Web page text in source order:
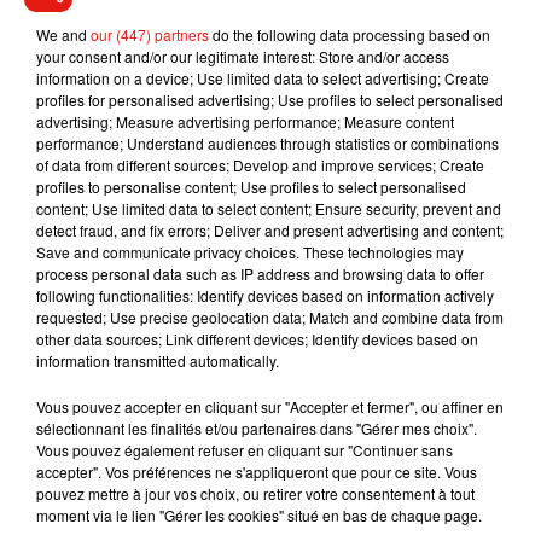
cette version n’a encore été annoncée.
Wholesome afpic.twitter.com/9ecboWxONi
— DUA LIPA (@DUALIPA)17 juillet 2018
Musique
7 août 2026
RÜFÜS DU SOL annonce un nouvel
album après sa tournée mondiale
7 août 2026
Angèle et Amélie Lens dévoilent leur
collaboration tant attendue
We and our (447) partnersdo the following data processing based on
your consent and/or our legitimate interest: Store and/or access
information on a device; Use limited data to select advertising; Create
profiles for personalised advertising; Use profiles to select personalised
advertising; Measure advertising performance; Measure content
performance; Understand audiences through statistics or combinations
of data from different sources; Develop and improve services; Create
profiles to personalise content; Use profiles to select personalised
content; Use limited data to select content; Ensure security, prevent and
detect fraud, and fix errors; Deliver and present advertising and content;
Save and communicate privacy choices. These technologies may
process personal data such as IP address and browsing data to offer
following functionalities: Identify devices based on information actively
requested; Use precise geolocation data; Match and combine data from
other data sources; Link different devices; Identify devices based on
information transmitted automatically.
Vous pouvez accepter en cliquant sur "Accepter et fermer", ou affiner en
sélectionnant les finalités et/ou partenaires dans "Gérer mes choix".
Vous pouvez également refuser en cliquant sur "Continuer sans
accepter". Vos préférences ne s'appliqueront que pour ce site. Vous
pouvez mettre à jour vos choix, ou retirer votre consentement à tout
moment via le lien "Gérer les cookies" situé en bas de chaque page.